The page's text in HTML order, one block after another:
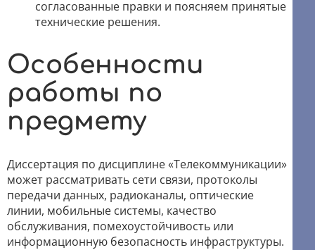
согласованные правки и поясняем принятые
технические решения.
Особенности
работы по
предмету
Диссертация по дисциплине «Телекоммуникации»
может рассматривать сети связи, протоколы
передачи данных, радиоканалы, оптические
линии, мобильные системы, качество
обслуживания, помехоустойчивость или
информационную безопасность инфраструктуры.